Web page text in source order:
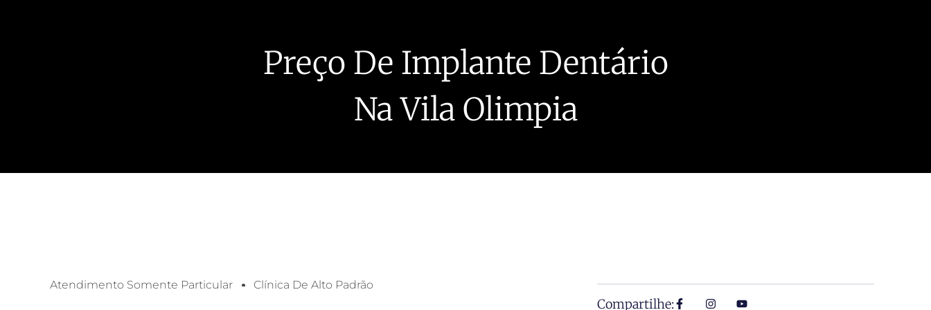
Preço De Implante Dentário
Na Vila Olimpia
Atendimento Somente Particular Clínica De Alto Padrão
Compartilhe: